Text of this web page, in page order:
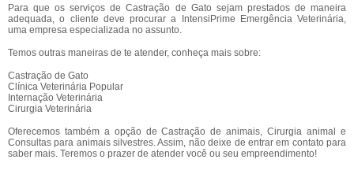
Para que os serviços de Castração de Gato sejam prestados de maneira
adequada, o cliente deve procurar a IntensiPrime Emergência Veterinária,
uma empresa especializada no assunto.
Temos outras maneiras de te atender, conheça mais sobre:
Castração de Gato
Clínica Veterinária Popular
Internação Veterinária
Cirurgia Veterinária
Oferecemos também a opção de Castração de animais, Cirurgia animal e
Consultas para animais silvestres. Assim, não deixe de entrar em contato para
saber mais. Teremos o prazer de atender você ou seu empreendimento!